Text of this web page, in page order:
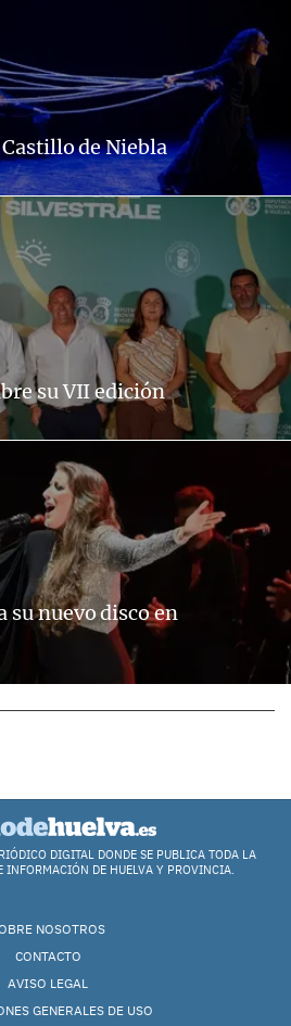
de Niebla
su VII edición
su nuevo disco en
DIGITAL DONDE SE PUBLICA TODA LA
INFORMACIÓN DE HUELVA Y PROVINCIA.
NOSOTROS
CONTACTO
AVISO LEGAL
GENERALES DE USO